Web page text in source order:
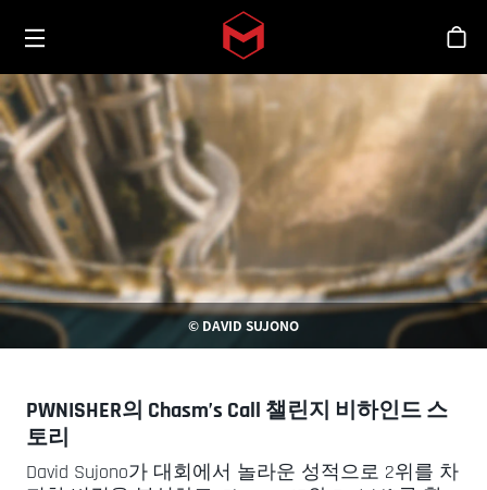
Skip to main content
Toggle menu
스
© DAVID SUJONO
PWNISHER의 Chasm’s Call 챌린지 비하인드 스
토리
David Sujono가 대회에서 놀라운 성적으로 2위를 차